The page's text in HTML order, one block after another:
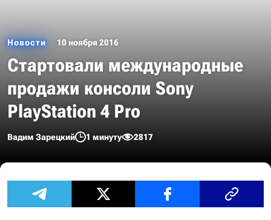
Новости 10 ноября 2016
Стартовали международные
продажи консоли Sony
PlayStation 4 Pro
Вадим Зарецкий 1 минуту 2817